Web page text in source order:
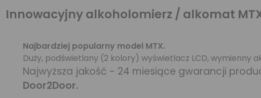
Innowacyjny alkoholomierz / alkomat
Najbardziej popularny model MTX.
Duży, podświetlany (2 kolory) wyświetlacz LCD, wymienny
Najwyższa jakość - 24 miesiące gwarancji
Door2Door.